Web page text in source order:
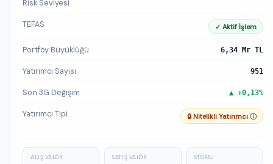
Risk Seviyesi
TEFAS ✓ Aktif İşlem
Portföy Büyüklüğü 6,34 Mr TL
Yatırımcı Sayısı 951
Son 3G Değişim ▲ +0,13%
Yatırımcı Tipi 🔒 Nitelikli Yatırımcı ⓘ
ALIŞ VALÖR SATIŞ VALÖR STOPAJ